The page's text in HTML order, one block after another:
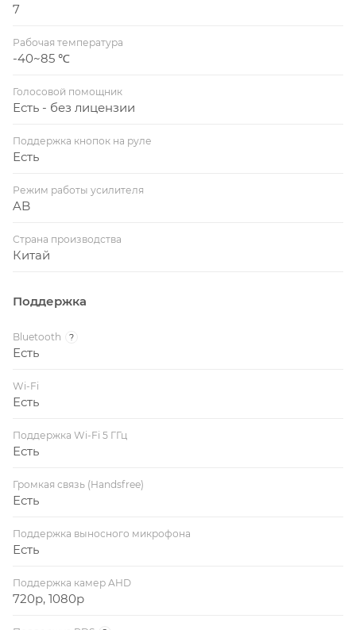
7
Рабочая температура
-40~85 ℃
Голосовой помощник
Есть - без лицензии
Поддержка кнопок на руле
Есть
Режим работы усилителя
AB
Страна производства
Китай
Поддержка
Bluetooth ?
Есть
Wi-Fi
Есть
Поддержка Wi-Fi 5 ГГц
Есть
Громкая связь (Handsfree)
Есть
Поддержка выносного микрофона
Есть
Поддержка камер AHD
720p, 1080p